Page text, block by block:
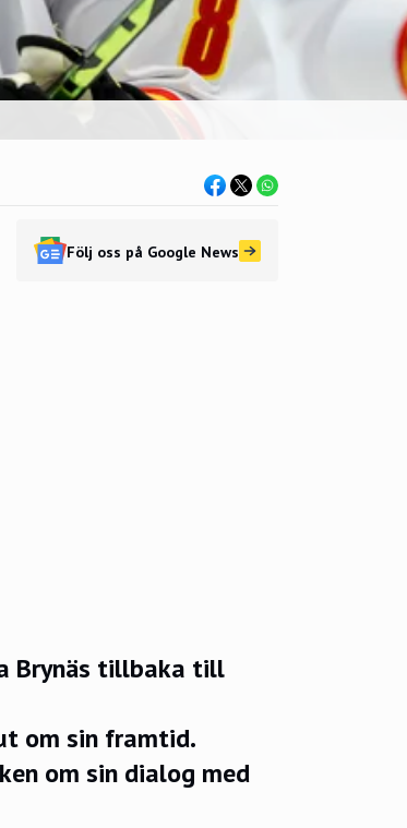
Följ oss på Google News
Brynäs tillbaka till
om sin framtid.
om sin dialog med